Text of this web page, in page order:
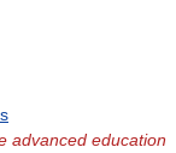
advanced education